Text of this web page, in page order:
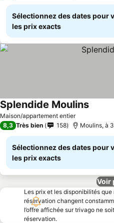
Sélectionnez des dates pour
les prix exacts
Maison/appartement entier
Splendide Moulins
8,3 Très bien 158 Moulins, à
Sélectionnez des dates pour
les prix exacts
Voir
Les prix et les disponibilités
réservation changent
l’offre affichée sur trivago ne
réservation.